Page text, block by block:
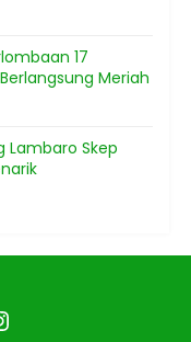
17
Meriah
Lambaro Skep